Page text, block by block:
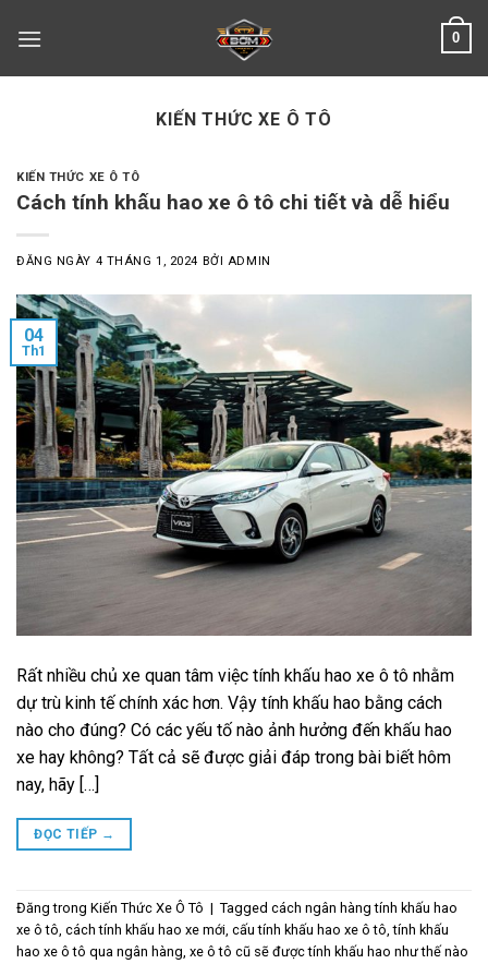
0
KIẾN THỨC XE Ô TÔ
KIẾN THỨC XE Ô TÔ
Cách tính khấu hao xe ô tô chi tiết và dễ hiểu
ĐĂNG NGÀY 4 THÁNG 1, 2024 BỞI ADMIN
04
Th1
Rất nhiều chủ xe quan tâm việc tính khấu hao xe ô tô nhằm
dự trù kinh tế chính xác hơn. Vậy tính khấu hao bằng cách
nào cho đúng? Có các yếu tố nào ảnh hưởng đến khấu hao
xe hay không? Tất cả sẽ được giải đáp trong bài biết hôm
nay, hãy […]
ĐỌC TIẾP →
Đăng trong Kiến Thức Xe Ô Tô | Tagged cách ngân hàng tính khấu hao
xe ô tô, cách tính khấu hao xe mới, cấu tính khấu hao xe ô tô,tính khấu
hao xe ô tô qua ngân hàng, xe ô tô cũ sẽ được tính khấu hao như thế nào